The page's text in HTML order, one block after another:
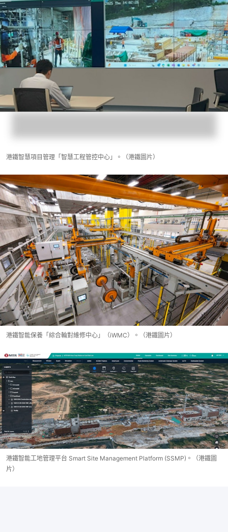
港鐵智慧項目管理「智慧工程管控中心」。（港鐵圖片）
港鐵智能保養「綜合輪對維修中心」（iWMC）。（港鐵圖片）
港鐵智能工地管理平台 Smart Site Management Platform (SSMP)。（港鐵圖
片）